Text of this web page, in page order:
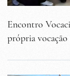
Encontro
própria